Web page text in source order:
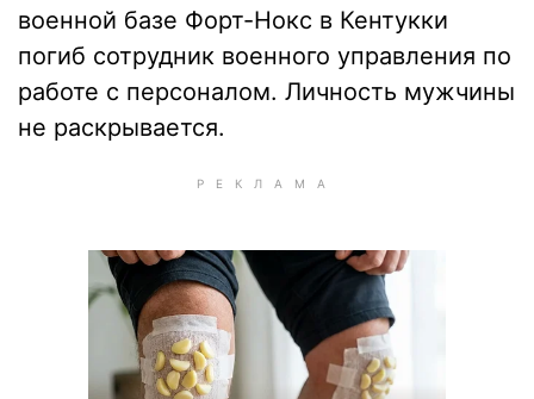
военной базе Форт-Нокс в Кентукки
погиб сотрудник военного управления по
работе с персоналом. Личность мужчины
не раскрывается.